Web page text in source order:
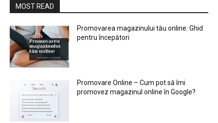
MOST READ
Promovarea magazinului tău online: Ghid
pentru începători
Promovare Online – Cum pot să îmi
promovez magazinul online în Google?